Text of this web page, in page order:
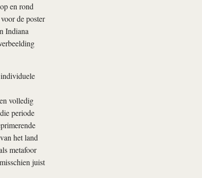
en rond
de poster
Indiana
volledig
periode
het land
metafoor
juist